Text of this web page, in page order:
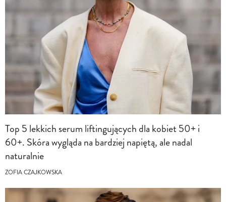
Top 5 lekkich serum liftingujących dla kobiet 50+ i
60+. Skóra wygląda na bardziej napiętą, ale nadal
naturalnie
ZOFIA CZAJKOWSKA